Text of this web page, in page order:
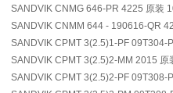
SANDVIK CNMG 646-PR 4225 原装
SANDVIK CNMM 644 - 190616-QR
SANDVIK CPMT 3(2.5)1-PF 09T304-
SANDVIK CPMT 3(2.5)2-MM 2015 原
SANDVIK CPMT 3(2.5)2-PF 09T308-